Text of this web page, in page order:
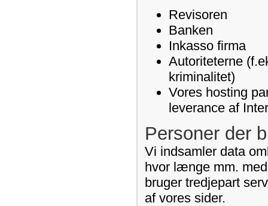
Revisoren
Banken
Inkasso firma
Autoriteterne
kriminalitet)
Vores hosting
leverance af
Personer der
Vi indsamler data
hvor længe mm.
bruger tredjepart
af vores sider.